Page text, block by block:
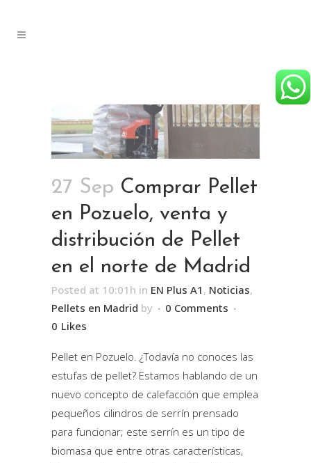
27 Sep Comprar Pellet
en Pozuelo, venta y
distribución de Pellet
en el norte de Madrid
Posted at 10:01h in EN Plus A1 , Noticias,
Pellets en Madrid by
0 Comments
0 Likes
Pellet en Pozuelo. ¿Todavía no conoces las
estufas de pellet? Estamos hablando de un
nuevo concepto de calefacción que emplea
pequeños cilindros de serrín prensado
para funcionar; este serrín es un tipo de
biomasa que entre otras características,